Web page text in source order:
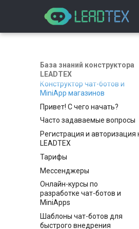
База знаний конструктора
LEADTEX
Конструктор чат-ботов и
MiniApp магазинов
Привет! С чего начать?
Вход и регистрация
Как создать бота
Создание бота с помощью
AI-генератора
Самостоятельное
бота
Настройки
Настройки аккаунта
Безопасность аккаунта
Оплата
Оплата токенов
Сценарий бота
Часто задаваемые вопросы
Регистрация и авторизация
LEADTEX
Тарифы
Мессенджеры
Telegram
Подключение Telegram
Прямые ссылки на
дополнительные
Whatsapp
Подключение WhatsApp
Запуск бота только по
VK
Подключение VK
MAX
Онлайн-курсы по
разработке чат-ботов и
MiniApps
Бесплатный курс по
созданию чат-ботов и мини-
Шаблоны чат-ботов для
быстрого внедрения